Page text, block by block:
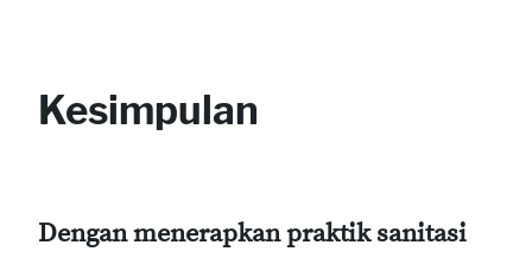
Kesimpulan
Dengan menerapkan praktik sanitasi